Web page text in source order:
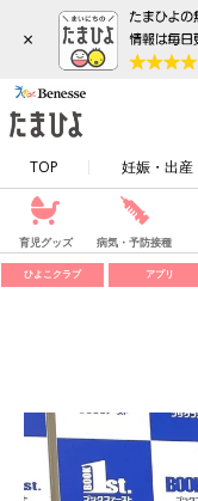
×
TOP 妊娠・出産
育児グッズ 病気・予防接種
ひよこクラブ アプリ